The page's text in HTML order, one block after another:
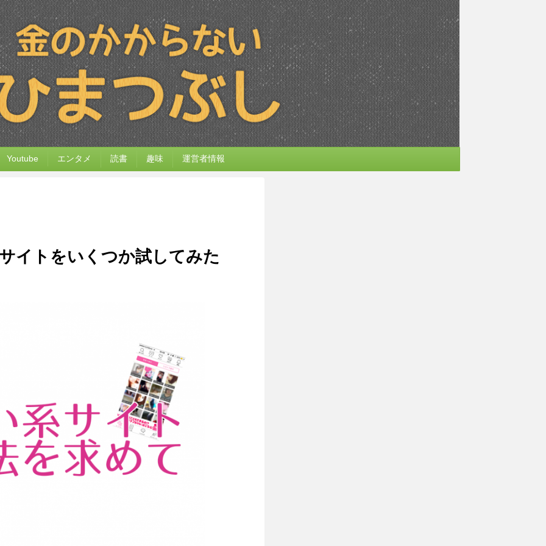
Youtube エンタメ 読書 趣味 運営者情報
イトをいくつか試してみた